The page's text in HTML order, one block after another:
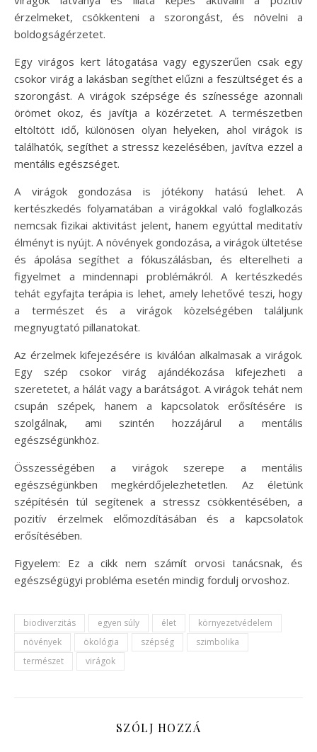
érzelmeket, csökkenteni a szorongást, és növelni a
boldogságérzetet.
Egy virágos kert látogatása vagy egyszerűen csak egy
csokor virág a lakásban segíthet elűzni a feszültséget és a
szorongást. A virágok szépsége és színessége azonnali
örömet okoz, és javítja a közérzetet. A természetben
eltöltött idő, különösen olyan helyeken, ahol virágok is
találhatók, segíthet a stressz kezelésében, javítva ezzel a
mentális egészséget.
A virágok gondozása is jótékony hatású lehet. A
kertészkedés folyamatában a virágokkal való foglalkozás
nemcsak fizikai aktivitást jelent, hanem egyúttal meditatív
élményt is nyújt. A növények gondozása, a virágok ültetése
és ápolása segíthet a fókuszálásban, és elterelheti a
figyelmet a mindennapi problémákról. A kertészkedés
tehát egyfajta terápia is lehet, amely lehetővé teszi, hogy
a természet és a virágok közelségében találjunk
megnyugtató pillanatokat.
Az érzelmek kifejezésére is kiválóan alkalmasak a virágok.
Egy szép csokor virág ajándékozása kifejezheti a
szeretetet, a hálát vagy a barátságot. A virágok tehát nem
csupán szépek, hanem a kapcsolatok erősítésére is
szolgálnak, ami szintén hozzájárul a mentális
egészségünkhöz.
Összességében a virágok szerepe a mentális
egészségünkben megkérdőjelezhetetlen. Az életünk
szépítésén túl segítenek a stressz csökkentésében, a
pozitív érzelmek előmozdításában és a kapcsolatok
erősítésében.
Figyelem: Ez a cikk nem számít orvosi tanácsnak, és
egészségügyi probléma esetén mindig fordulj orvoshoz.
biodiverzitás egyen súly élet
környezetvédelem
növények
ökológia szépség
szimbolika
természet
virágok
SZÓLJ HOZZÁ